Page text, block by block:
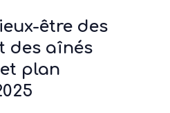
être des
des aînés
plan